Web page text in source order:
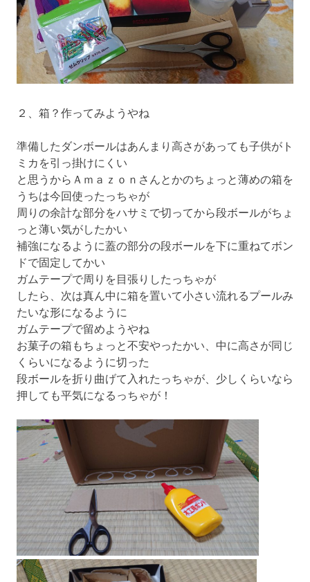
２、箱？作ってみようやね
準備したダンボールはあんまり高さがあっても子供がト
ミカを引っ掛けにくい
と思うからＡｍａｚｏｎさんとかのちょっと薄めの箱を
うちは今回使ったっちゃが
周りの余計な部分をハサミで切ってから段ボールがちょ
っと薄い気がしたかい
補強になるように蓋の部分の段ボールを下に重ねてボン
ドで固定してかい
ガムテープで周りを目張りしたっちゃが
したら、次は真ん中に箱を置いて小さい流れるプールみ
たいな形になるように
ガムテープで留めようやね
お菓子の箱もちょっと不安やったかい、中に高さが同じ
くらいになるように切った
段ボールを折り曲げて入れたっちゃが、少しくらいなら
押しても平気になるっちゃが！